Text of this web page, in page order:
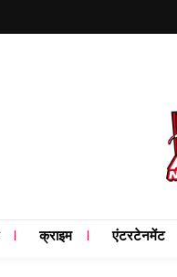
क्राइम एंटरटेनमेंट